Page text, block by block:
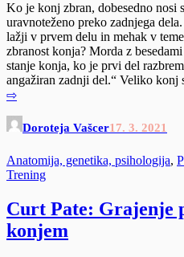
Ko je konj zbran, dobesedno nosi
uravnoteženo preko zadnjega
lažji v prvem delu in mehak v
zbranost konja? Morda z
stanje konja, ko je prvi del
angažiran zadnji del.“ Veliko
⇨
Doroteja Vašcer17. 3. 2021
Anatomija, genetika, psihologija,
Trening
Curt Pate: Grajenje
konjem